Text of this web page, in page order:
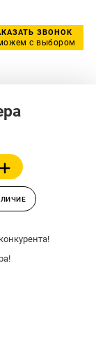
ЗВОНОК
с выбором